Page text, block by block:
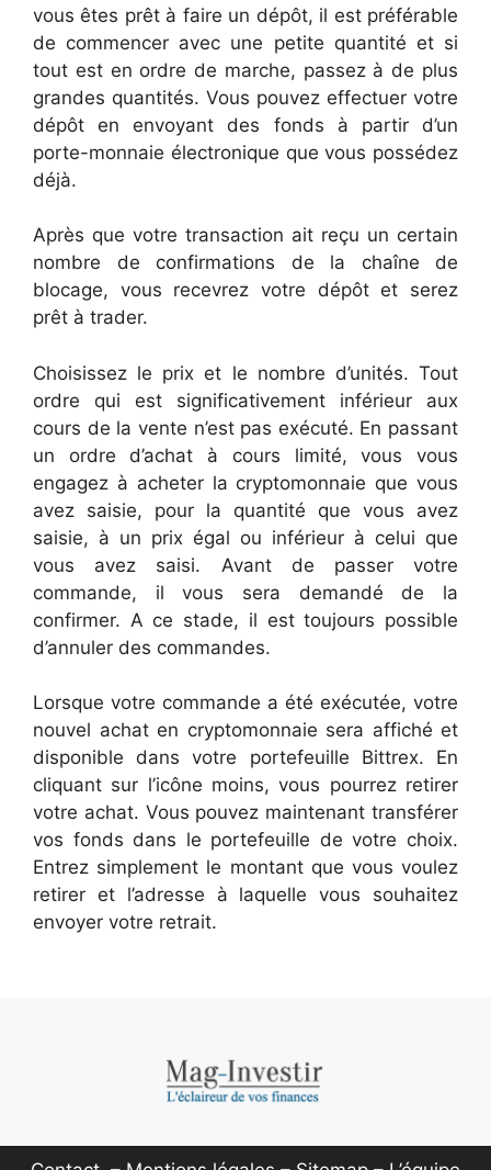
vous êtes prêt à faire un dépôt, il est préférable
de commencer avec une petite quantité et si
tout est en ordre de marche, passez à de plus
grandes quantités. Vous pouvez effectuer votre
dépôt en envoyant des fonds à partir d’un
porte-monnaie électronique que vous possédez
déjà.
Après que votre transaction ait reçu un certain
nombre de confirmations de la chaîne de
blocage, vous recevrez votre dépôt et serez
prêt à trader.
Choisissez le prix et le nombre d’unités. Tout
ordre qui est significativement inférieur aux
cours de la vente n’est pas exécuté. En passant
un ordre d’achat à cours limité, vous vous
engagez à acheter la cryptomonnaie que vous
avez saisie, pour la quantité que vous avez
saisie, à un prix égal ou inférieur à celui que
vous avez saisi. Avant de passer votre
commande, il vous sera demandé de la
confirmer. A ce stade, il est toujours possible
d’annuler des commandes.
Lorsque votre commande a été exécutée, votre
nouvel achat en cryptomonnaie sera affiché et
disponible dans votre portefeuille Bittrex. En
cliquant sur l’icône moins, vous pourrez retirer
votre achat. Vous pouvez maintenant transférer
vos fonds dans le portefeuille de votre choix.
Entrez simplement le montant que vous voulez
retirer et l’adresse à laquelle vous souhaitez
envoyer votre retrait.